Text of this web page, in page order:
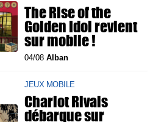
The Rise of the
Golden Idol revient
sur mobile !
04/08Alban
JEUX MOBILE
Chariot Rivals
débarque sur